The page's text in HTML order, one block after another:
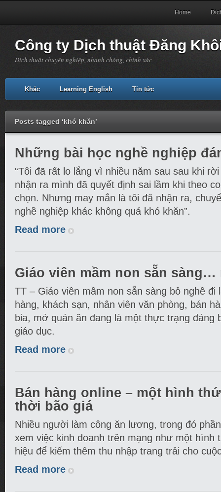
Home
Công ty Dịch thuật Đăng
Dịch thuật chuyên nghiệp, nhanh chóng, chính xác
Khác Learning English Tin tức
Posts tagged ‘khó khăn’
Những bài học nghề nghiệp
“Tôi đã rất lo lắng vì nhiều năm sau sau khi
nhận ra mình đã quyết định sai lầm khi theo
chọn. Nhưng may mắn là tôi đã nhận ra,
nghề nghiệp khác không quá khó khăn”.
Read more
Giáo viên mầm non sẵn sàng…
TT – Giáo viên mầm non sẵn sàng bỏ nghề đi
hàng, khách sạn, nhân viên văn phòng, bán
bia, mở quán ăn đang là một thực trạng đáng
giáo dục.
Read more
Bán hàng online – một hình
thời bão giá
Nhiều người làm công ăn lương, trong đó
xem việc kinh doanh trên mạng như một hình
hiệu để kiếm thêm thu nhập trang trải cho
Read more